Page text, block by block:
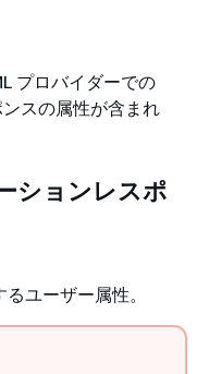
プロバイダーでの
スの属性が含まれ
ションレスポ
ユーザー属性。